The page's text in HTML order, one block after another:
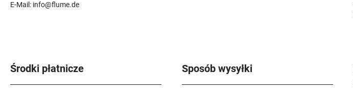
E-Mail: info@flume.de
Środki płatnicze Sposób wysyłki